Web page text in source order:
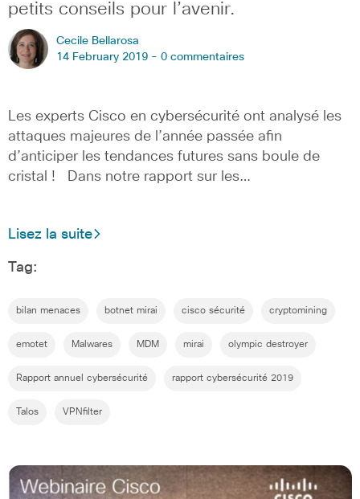
petits conseils pour l’avenir.
Cecile Bellarosa
14 February 2019 - 0 commentaires
Les experts Cisco en cybersécurité ont analysé les
attaques majeures de l’année passée afin
d’anticiper les tendances futures sans boule de
cristal ! Dans notre rapport sur les…
Lisez la suite
Tag:
bilan menaces botnet mirai cisco sécurité cryptomining
emotet Malwares MDM mirai olympic destroyer
Rapport annuel cybersécurité rapport cybersécurité 2019
Talos VPNfilter